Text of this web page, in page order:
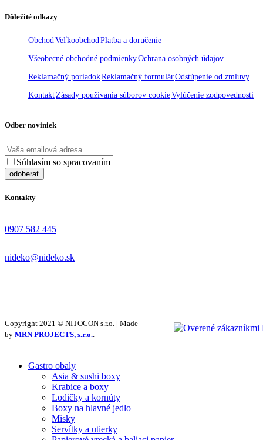
Dôležité odkazy
ObchodVeľkoobchodPlatba a doručenie
Všeobecné obchodné podmienkyOchrana osobných údajov
Reklamačný poriadokReklamačný formulárOdstúpenie od zmluvy
KontaktZásady používania súborov cookieVylúčenie zodpovednosti
Odber noviniek
Súhlasím so spracovaním
Kontakty
0907 582 445
nideko@nideko.sk
Copyright 2021 © NITOCON s.r.o. | Made
by MRN PROJECTS, s.r.o.
Gastro obaly
Asia & sushi boxy
Krabice a boxy
Lodičky a kornúty
Boxy na hlavné jedlo
Misky
Servítky a utierky